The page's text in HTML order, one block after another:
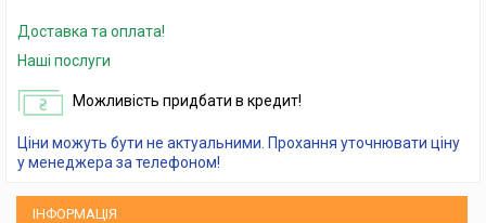
Доставка та оплата!
Наші послуги
Можливість придбати в кредит!
Ціни можуть бути не актуальними. Прохання уточнювати ціну
у менеджера за телефоном!
ІНФОРМАЦІЯ